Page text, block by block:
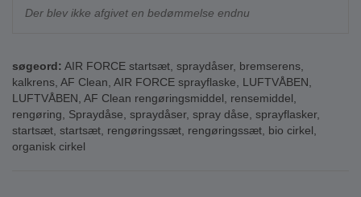
Der blev ikke afgivet en bedømmelse endnu
søgeord: AIR FORCE startsæt, spraydåser, bremserens,
kalkrens, AF Clean, AIR FORCE sprayflaske, LUFTVÅBEN,
LUFTVÅBEN, AF Clean rengøringsmiddel, rensemiddel,
rengøring, Spraydåse, spraydåser, spray dåse, sprayflasker,
startsæt, startsæt, rengøringssæt, rengøringssæt, bio cirkel,
organisk cirkel